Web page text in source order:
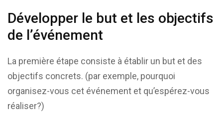
Développer le but et les objectifs
de l’événement
La première étape consiste à établir un but et des
objectifs concrets. (par exemple, pourquoi
organisez-vous cet événement et qu’espérez-vous
réaliser?)